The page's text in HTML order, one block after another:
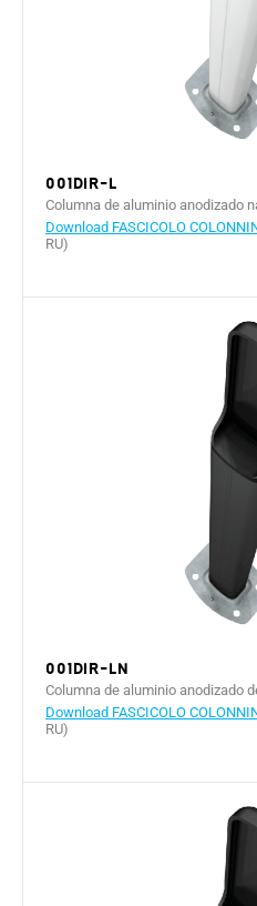
001DIR-L
Columna de aluminio anodizado
Download FASCICOLO
RU)
001DIR-LN
Columna de aluminio anodizado
Download FASCICOLO
RU)